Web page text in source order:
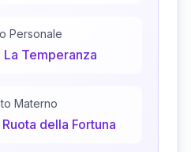
Personale
La Temperanza
Materno
Ruota della Fortuna